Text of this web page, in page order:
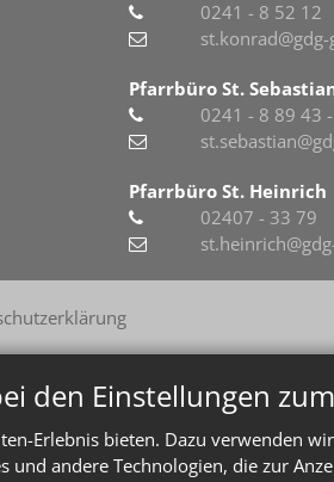
den Einstellungen
Erlebnis bieten. Dazu verwenden
andere Technologien, die zur
0241 - 8 52 12
Pfarrbüro St.
0241 - 8 89 43
Pfarrbüro St. Heinrich
02407 - 33 79